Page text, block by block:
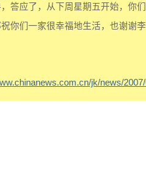
答应了，从下周星期五开始，你
们一家很幸福地生活，也谢谢
jk/news/